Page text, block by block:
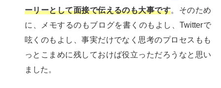
ーリーとして面接で伝えるのも大事です。そのため
に、メモするのもブログを書くのもよし、Twitterで
呟くのもよし、事実だけでなく思考のプロセスもも
っとこまめに残しておけば役立っただろうなと思い
ました。